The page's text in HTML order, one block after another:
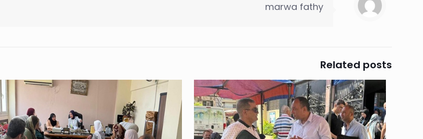
marwa fathy
Related posts